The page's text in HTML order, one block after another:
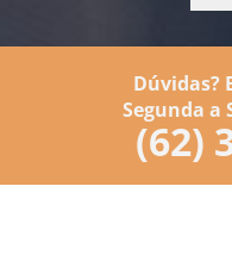
Dúvidas?
Segunda a
(62)